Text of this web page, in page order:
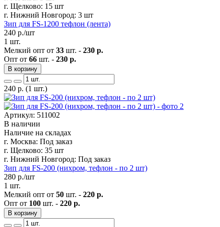
г. Щелково: 15 шт
г. Нижний Новгород: 3 шт
Зип для FS-1200 тефлон (лента)
240 р./шт
1 шт.
Мелкий опт от 33 шт. - 230 р.
Опт от 66 шт. - 230 р.
В корзину
240 р. (1 шт.)
Артикул: 511002
В наличии
Наличие на складах
г. Москва: Под заказ
г. Щелково: 35 шт
г. Нижний Новгород: Под заказ
Зип для FS-200 (нихром, тефлон - по 2 шт)
280 р./шт
1 шт.
Мелкий опт от 50 шт. - 220 р.
Опт от 100 шт. - 220 р.
В корзину